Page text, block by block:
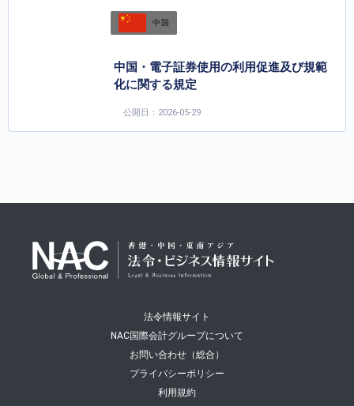
中国
中国・電子証券使用の利用促進及び規範
化に関する規定
公開日：2026-05-29
法令情報サイト
NAC国際会計グループについて
お問い合わせ（総合）
プライバシーポリシー
利用規約